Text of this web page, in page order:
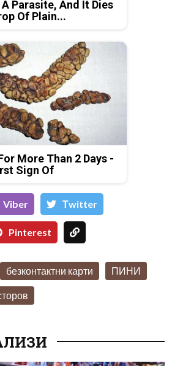
A Parasite, And It Dies
Of Plain...
More Than 2 Days -
Sign Of
Viber Тwitter
Pinterest
безконтактни карти ПИНИ